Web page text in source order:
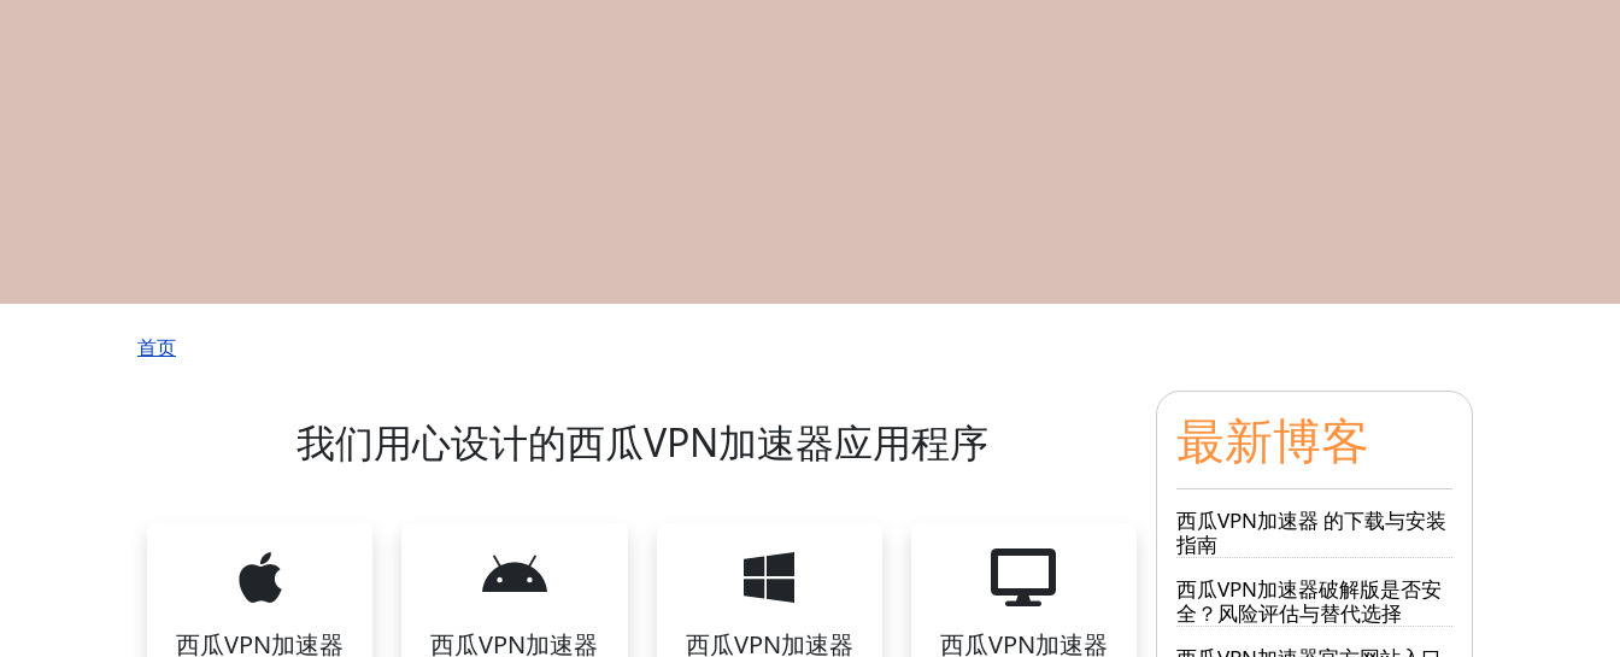
面包屑
首页
我们用心设计的西瓜VPN加速器应用程序
西瓜VPN加速器
西瓜VPN加速器
西瓜VPN加速器
西瓜VPN加速器
最新博客
西瓜VPN加速器 的下载与安装
指南
西瓜VPN加速器破解版是否安
全？风险评估与替代选择